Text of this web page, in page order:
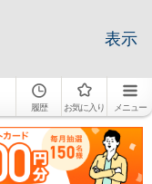
表示
履歴 お気に入り メニュー